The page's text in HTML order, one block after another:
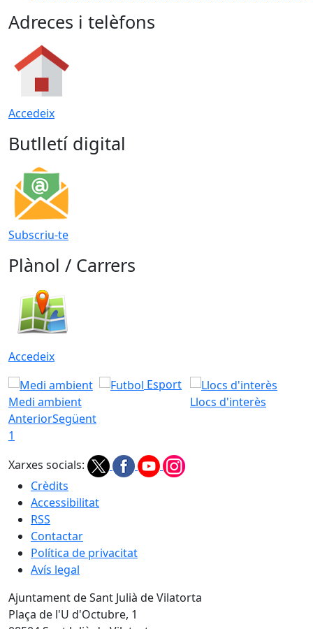
Adreces i telèfons
Accedeix
Butlletí digital
Subscriu-te
Plànol / Carrers
Accedeix
Medi ambient
Esport
Llocs d'interès
AnteriorSegüent
1
Xarxes socials:
Crèdits
Accessibilitat
RSS
Contactar
Política de privacitat
Avís legal
Ajuntament de Sant Julià de Vilatorta
Plaça de l'U d'Octubre, 1